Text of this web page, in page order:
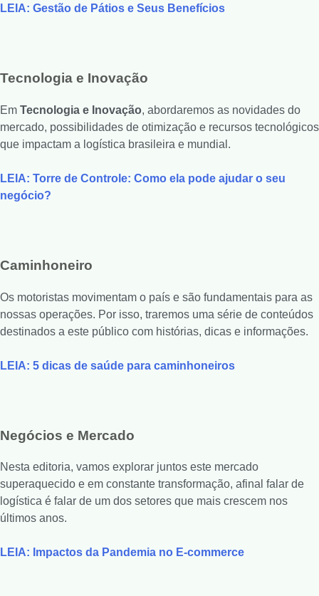
LEIA: Gestão de Pátios e Seus Benefícios
Tecnologia e Inovação
Em Tecnologia e Inovação, abordaremos as novidades do
mercado, possibilidades de otimização e recursos tecnológicos
que impactam a logística brasileira e mundial.
LEIA: Torre de Controle: Como ela pode ajudar o seu
negócio?
Caminhoneiro
Os motoristas movimentam o país e são fundamentais para as
nossas operações. Por isso, traremos uma série de conteúdos
destinados a este público com histórias, dicas e informações.
LEIA: 5 dicas de saúde para caminhoneiros
Negócios e Mercado
Nesta editoria, vamos explorar juntos este mercado
superaquecido e em constante transformação, afinal falar de
logística é falar de um dos setores que mais crescem nos
últimos anos.
LEIA: Impactos da Pandemia no E-commerce